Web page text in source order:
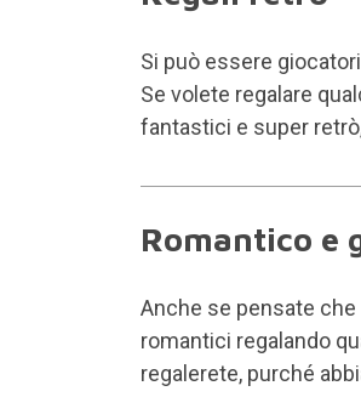
Si può essere
Se volete regalare
fantastici e super
Romantico e
Anche se pensate
romantici regalando
regalerete, purché